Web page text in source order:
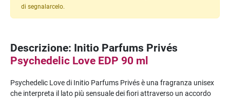
di segnalarcelo.
Descrizione: Initio Parfums Privés
Psychedelic Love EDP 90 ml
Psychedelic Love di Initio Parfums Privés è una fragranza unisex
che interpreta il lato più sensuale dei fiori attraverso un accordo